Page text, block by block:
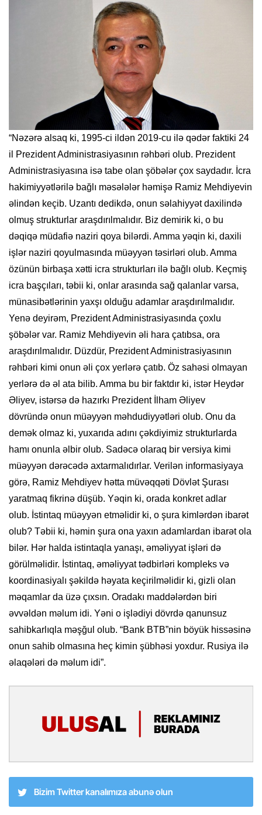
“Nəzərə alsaq ki, 1995-ci ildən 2019-cu ilə qədər faktiki 24
il Prezident Administrasiyasının rəhbəri olub. Prezident
Administrasiyasına isə tabe olan şöbələr çox saydadır. İcra
hakimiyyətlərilə bağlı məsələlər həmişə Ramiz Mehdiyevin
əlindən keçib. Uzantı dedikdə, onun səlahiyyət daxilində
olmuş strukturlar araşdırılmalıdır. Biz demirik ki, o bu
dəqiqə müdafiə naziri qoya bilərdi. Amma yəqin ki, daxili
işlər naziri qoyulmasında müəyyən təsirləri olub. Amma
özünün birbaşa xətti icra strukturları ilə bağlı olub. Keçmiş
icra başçıları, təbii ki, onlar arasında sağ qalanlar varsa,
münasibətlərinin yaxşı olduğu adamlar araşdırılmalıdır.
Yenə deyirəm, Prezident Administrasiyasında çoxlu
şöbələr var. Ramiz Mehdiyevin əli hara çatıbsa, ora
araşdırılmalıdır. Düzdür, Prezident Administrasiyasının
rəhbəri kimi onun əli çox yerlərə çatıb. Öz sahəsi olmayan
yerlərə də əl ata bilib. Amma bu bir faktdır ki, istər Heydər
Əliyev, istərsə də hazırkı Prezident İlham Əliyev
dövründə onun müəyyən məhdudiyyətləri olub. Onu da
demək olmaz ki, yuxarıda adını çəkdiyimiz strukturlarda
hamı onunla əlbir olub. Sadəcə olaraq bir versiya kimi
müəyyən dərəcədə axtarmalıdırlar. Verilən informasiyaya
görə, Ramiz Mehdiyev hətta müvəqqəti Dövlət Şurası
yaratmaq fikrinə düşüb. Yəqin ki, orada konkret adlar
olub. İstintaq müəyyən etməlidir ki, o şura kimlərdən ibarət
olub? Təbii ki, həmin şura ona yaxın adamlardan ibarət ola
bilər. Hər halda istintaqla yanaşı, əməliyyat işləri də
görülməlidir. İstintaq, əməliyyat tədbirləri kompleks və
koordinasiyalı şəkildə həyata keçirilməlidir ki, gizli olan
məqamlar da üzə çıxsın. Oradakı maddələrdən biri
əvvəldən məlum idi. Yəni o işlədiyi dövrdə qanunsuz
sahibkarlıqla məşğul olub. “Bank BTB”nin böyük hissəsinə
onun sahib olmasına heç kimin şübhəsi yoxdur. Rusiya ilə
əlaqələri də məlum idi”.
Bizim Twitter kanalımıza abunə olun